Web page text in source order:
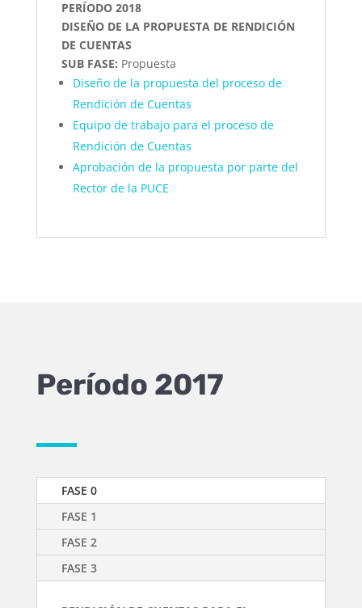
PERÍODO 2018
DISEÑO DE LA PROPUESTA DE RENDICIÓN
DE CUENTAS
SUB FASE: Propuesta
Diseño de la propuesta del proceso de
Rendición de Cuentas
Equipo de trabajo para el proceso de
Rendición de Cuentas
Aprobación de la propuesta por parte del
Rector de la PUCE
Período 2017
FASE 0
FASE 1
FASE 2
FASE 3